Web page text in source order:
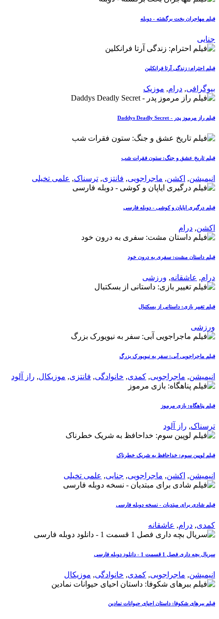
فیلم مهاجران بخت‌ برگشته - دوبله
جنایی
فیلم احترام: زندگی آرتا فرانکلین
بیوگرافی, درام, موزیک
فیلم راز مرموز پدر - Daddys Deadly Secret
فیلم تاریخ عشق و جنگ: ستون فقرات شب
انیمیشن, اکشن, ماجراجویی, فانتزی, ترسناک, علمی تخیلی
فیلم درگیری ایاپان و کوشی - دوبله فارسی
اکشن, درام
فیلم داستان مشت: سفری به درون خود
درام, عاشقانه, ورزشی
فیلم تغییر بازی: داستانی از بسکتبال
ورزشی
فیلم ماجراجویی آبی: سفر به نیویورک بزرگ
انیمیشن, ماجراجویی, کمدی, خانوادگی, فانتزی, موزیکال, راز آلود
فیلم پناهگاه: بازی مرموز
ترسناک, راز آلود
فیلم لوپین سوم: خداحافظ به شریک خطرناک
انیمیشن, اکشن, ماجراجویی, جنایی, علمی تخیلی
فیلم شادی برای مبتدیان - نسخه دوبله فارسی
کمدی, درام, عاشقانه
سریال بچه داری فصل 1 قسمت 1 - دانلود دوبله فارسی
انیمیشن, ماجراجویی, کمدی, خانوادگی, موزیکال
فیلم ببرهای شکوفا: داستان احیای حیوانات نمادین